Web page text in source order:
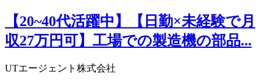
【20~40代活躍中】【日勤×未経験で月
収27万円可】工場での製造機の部品...
UTエージェント株式会社